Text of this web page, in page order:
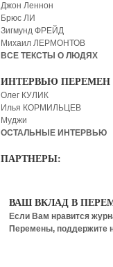
Джон Леннон
Брюс ЛИ
Зигмунд ФРЕЙД
Михаил ЛЕРМОНТОВ
ВСЕ ТЕКСТЫ О ЛЮДЯХ
ИНТЕРВЬЮ ПЕРЕМЕН
Олег КУЛИК
Илья КОРМИЛЬЦЕВ
Муджи
ОСТАЛЬНЫЕ ИНТЕРВЬЮ
ПАРТНЕРЫ:
ВАШ ВКЛАД В
Если Вам нравится
Перемены, поддержите